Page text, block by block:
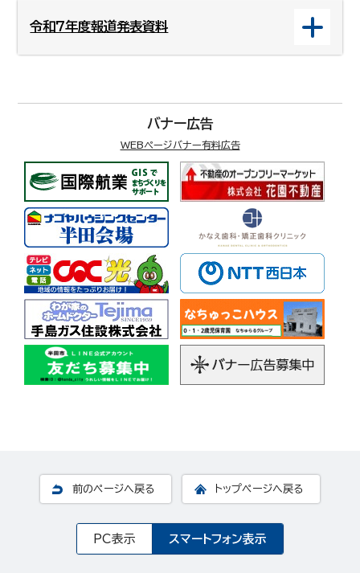
令和7年度報道発表資料
バナー広告
WEBページバナー有料広告
前のページへ戻る トップページへ戻る
PC表示 スマートフォン表示